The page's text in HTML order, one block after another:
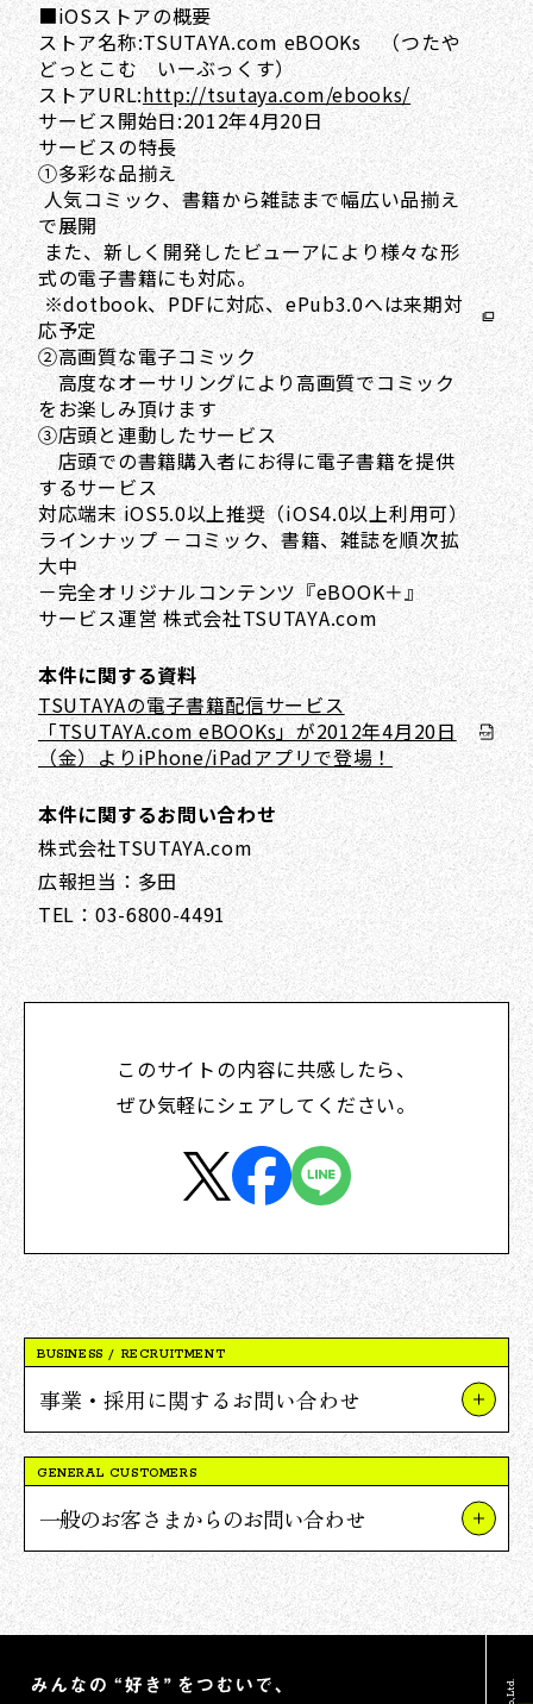
■iOSストアの概要
ストア名称:TSUTAYA.com eBOOKs （つたや
どっとこむ いーぶっくす）
ストアURL:http://tsutaya.com/ebooks/
サービス開始日:2012年4月20日
サービスの特長
①多彩な品揃え
人気コミック、書籍から雑誌まで幅広い品揃え
で展開
また、新しく開発したビューアにより様々な形
式の電子書籍にも対応。
※dotbook、PDFに対応、ePub3.0へは来期対
応予定
②高画質な電子コミック
高度なオーサリングにより高画質でコミック
をお楽しみ頂けます
③店頭と連動したサービス
店頭での書籍購入者にお得に電子書籍を提供
するサービス
対応端末 iOS5.0以上推奨（iOS4.0以上利用可）
ラインナップ －コミック、書籍、雑誌を順次拡
大中
－完全オリジナルコンテンツ『eBOOK＋』
サービス運営 株式会社TSUTAYA.com
本件に関する資料
TSUTAYAの電子書籍配信サービス
「TSUTAYA.com eBOOKs」が2012年4月20日
（金）よりiPhone/iPadアプリで登場！
本件に関するお問い合わせ
株式会社TSUTAYA.com
広報担当：多田
TEL：03-6800-4491
このサイトの内容に共感したら、
ぜひ気軽にシェアしてください。
BUSINESS / RECRUITMENT
事業・採用に関するお問い合わせ
事業やプロジェクトについて
報道関連・ご取材等について
その他のお問い合わせ
GENERAL CUSTOMERS
一般のお客さまからのお問い合わせ
TSUTAYAについて
蔦屋書店について